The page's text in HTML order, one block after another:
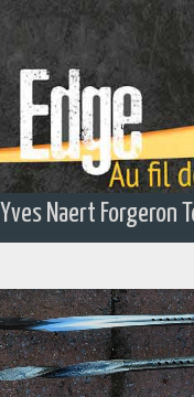
Yves Naert Forgeron